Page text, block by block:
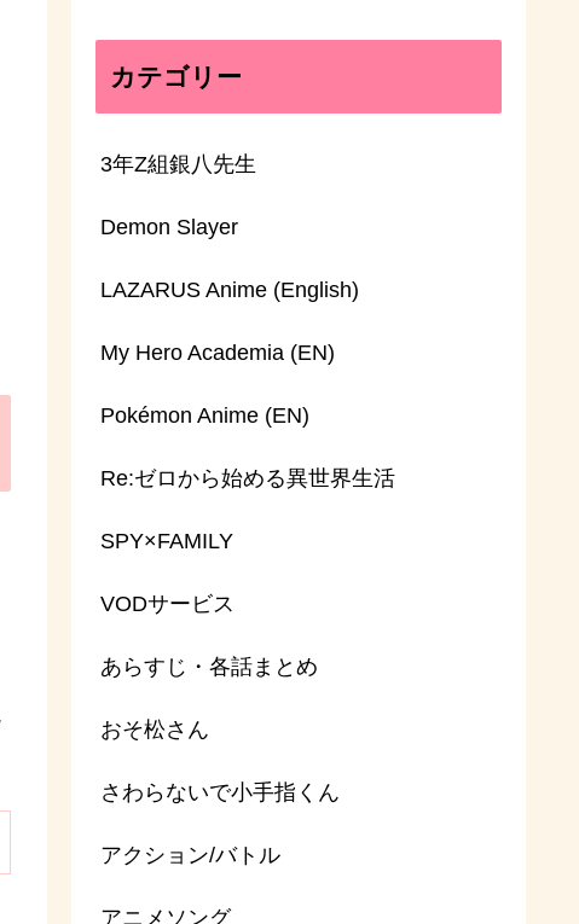
カテゴリー
3年Z組銀八先生
Demon Slayer
LAZARUS Anime (English)
My Hero Academia (EN)
Pokémon Anime (EN)
Re:ゼロから始める異世界生活
SPY×FAMILY
VODサービス
あらすじ・各話まとめ
おそ松さん
さわらないで小手指くん
アクション/バトル
アニメソング